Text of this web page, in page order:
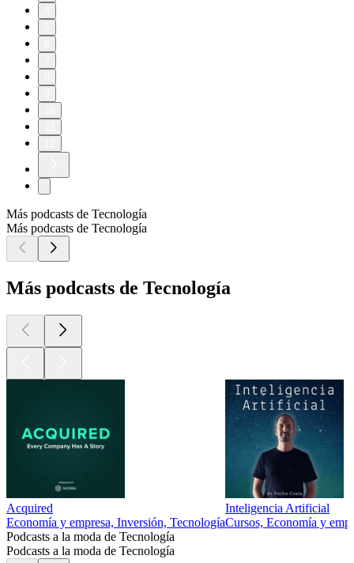
Más podcasts de Tecnología
Más podcasts de Tecnología
Más podcasts de Tecnología
Acquired
Economía y empresa, Inversión, Tecnología
Inteligencia Artificial
Cursos, Economía y
Podcasts a la moda de Tecnología
Podcasts a la moda de Tecnología